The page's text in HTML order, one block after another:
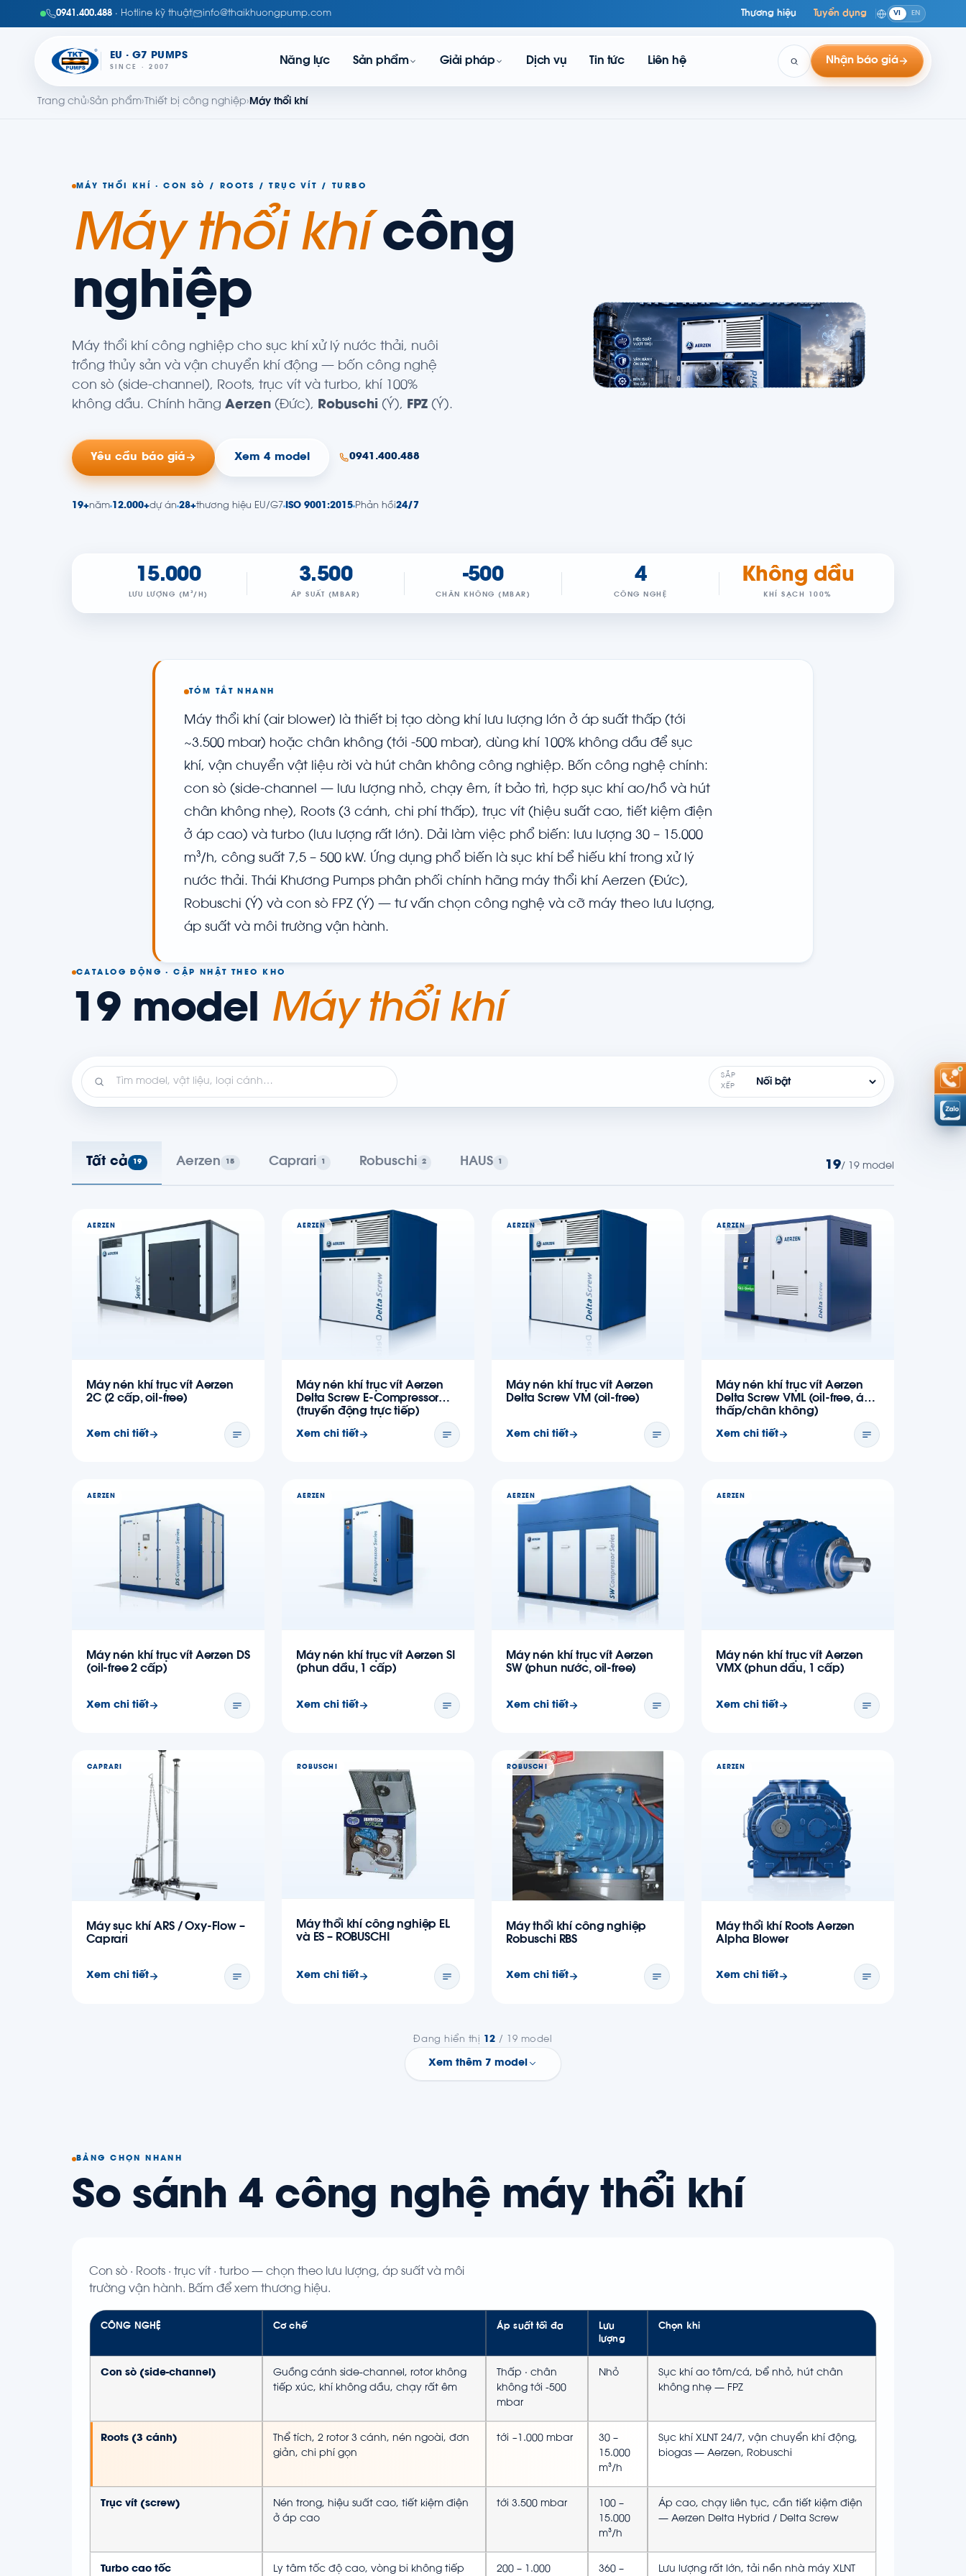
0941.400.488 · Hotline kỹ thuật info@thaikhuongpump.com Thương hiệu Tuyển dụng VI EN
EU · G7 PUMPS
SINCE · 2007
Năng lực Sản phẩm Giải pháp Dịch vụ Tin tức Liên hệ Nhận báo giá
Trang chủ›Sản phẩm› Thiết bị công nghiệp›Máy thổi khí
MÁY THỔI KHÍ · CON SÒ / ROOTS / TRỤC VÍT / TURBO
Máy thổi khícông
nghiệp
Máy thổi khí công nghiệp cho sục khí xử lý nước thải, nuôi
trồng thủy sản và vận chuyển khí động — bốn công nghệ
con sò (side-channel), Roots, trục vít và turbo, khí 100%
không dầu. Chính hãng Aerzen (Đức), Robuschi (Ý), FPZ (Ý).
Yêu cầu báo giá Xem 4 model 0941.400.488
19+năm 12.000+dự án 28+thương hiệu EU/G7 ISO 9001:2015 Phản hồi24/7
15.000
LƯU LƯỢNG (M³/H)
3.500
ÁP SUẤT (MBAR)
-500
CHÂN KHÔNG (MBAR)
4
CÔNG NGHỆ
Không dầu
KHÍ SẠCH 100%
TÓM TẮT NHANH
Máy thổi khí (air blower) là thiết bị tạo dòng khí lưu lượng lớn ở áp suất thấp (tới
~3.500 mbar) hoặc chân không (tới -500 mbar), dùng khí 100% không dầu để sục
khí, vận chuyển vật liệu rời và hút chân không công nghiệp. Bốn công nghệ chính:
con sò (side-channel — lưu lượng nhỏ, chạy êm, ít bảo trì, hợp sục khí ao/hồ và hút
chân không nhẹ), Roots (3 cánh, chi phí thấp), trục vít (hiệu suất cao, tiết kiệm điện
ở áp cao) và turbo (lưu lượng rất lớn). Dải làm việc phổ biến: lưu lượng 30 – 15.000
m³/h, công suất 7,5 – 500 kW. Ứng dụng phổ biến là sục khí bể hiếu khí trong xử lý
nước thải. Thái Khương Pumps phân phối chính hãng máy thổi khí Aerzen (Đức),
Robuschi (Ý) và con sò FPZ (Ý) — tư vấn chọn công nghệ và cỡ máy theo lưu lượng,
áp suất và môi trường vận hành.
CATALOG ĐỘNG · CẬP NHẬT THEO KHO
19 model Máy thổi khí
SẮP
XẾP
Tất cả 19 Aerzen 15 Caprari 1 Robuschi 2 HAUS 1 19/ 19 model
AERZEN
Máy nén khí trục vít Aerzen
2C (2 cấp, oil-free)
Xem chi tiết
AERZEN
Máy nén khí trục vít Aerzen
Delta Screw E-Compressor
(truyền động trực tiếp)
Xem chi tiết
AERZEN
Máy nén khí trục vít Aerzen
Delta Screw VM (oil-free)
Xem chi tiết
AERZEN
Máy nén khí trục vít Aerzen
Delta Screw VML (oil-free, áp
thấp/chân không)
Xem chi tiết
AERZEN
Máy nén khí trục vít Aerzen DS
(oil-free 2 cấp)
Xem chi tiết
AERZEN
Máy nén khí trục vít Aerzen SI
(phun dầu, 1 cấp)
Xem chi tiết
AERZEN
Máy nén khí trục vít Aerzen
SW (phun nước, oil-free)
Xem chi tiết
AERZEN
Máy nén khí trục vít Aerzen
VMX (phun dầu, 1 cấp)
Xem chi tiết
CAPRARI
Máy sục khí ARS / Oxy-Flow –
Caprari
Xem chi tiết
ROBUSCHI
Máy thổi khí công nghiệp EL
và ES – ROBUSCHI
Xem chi tiết
ROBUSCHI
Máy thổi khí công nghiệp
Robuschi RBS
Xem chi tiết
AERZEN
Máy thổi khí Roots Aerzen
Alpha Blower
Xem chi tiết
Đang hiển thị 12 / 19 model
Xem thêm 7 model
BẢNG CHỌN NHANH
So sánh 4 công nghệ máy thổi khí
Con sò · Roots · trục vít · turbo — chọn theo lưu lượng, áp suất và môi
trường vận hành. Bấm để xem thương hiệu.
CÔNG NGHỆ Cơ chế Áp suất tối đa
Lưu
lượng
Chọn khi
Con sò (side-channel)
Guồng cánh side-channel, rotor không
tiếp xúc, khí không dầu, chạy rất êm
Thấp · chân
không tới -500
mbar
Nhỏ
Sục khí ao tôm/cá, bể nhỏ, hút chân
không nhẹ — FPZ
Roots (3 cánh)
Thể tích, 2 rotor 3 cánh, nén ngoài, đơn
giản, chi phí gọn
tới ~1.000 mbar
30 –
15.000
m³/h
Sục khí XLNT 24/7, vận chuyển khí động,
biogas — Aerzen, Robuschi
Trục vít (screw)
Nén trong, hiệu suất cao, tiết kiệm điện
ở áp cao
tới 3.500 mbar
100 –
15.000
m³/h
Áp cao, chạy liên tục, cần tiết kiệm điện
— Aerzen Delta Hybrid / Delta Screw
Turbo cao tốc Ly tâm tốc độ cao, vòng bi không tiếp 200 – 1.000 360 – Lưu lượng rất lớn, tải nền nhà máy XLNT